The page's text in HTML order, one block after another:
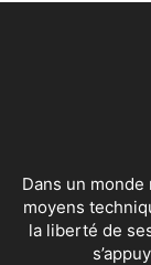
Dans un
moyens
la liberté de